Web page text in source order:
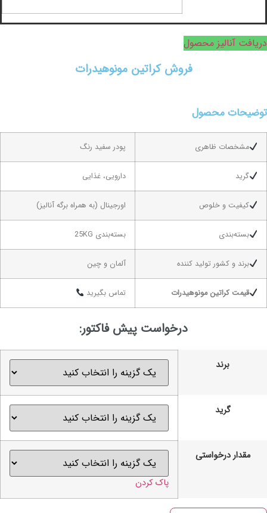
دریافت آنالیز محصول
فروش کراتین مونوهیدرات
توضیحات محصول
مشخصات ظاهری پودر سفید رنگ
گرید دارویی، غذایی
کیفیت و خلوص اورجینال (به همراه برگه آنالیز)
بسته‌بندی بسته‌بندی 25KG
برند و کشور تولید کننده آلمان و چین
قیمت کراتین مونوهیدرات تماس بگیرید
درخواست پیش فاکتور:
برند
گرید
مقدار درخواستی
پاک کردن